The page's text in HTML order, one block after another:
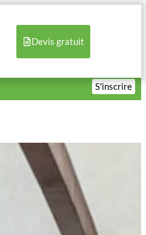
Devis gratuit
S'inscrire